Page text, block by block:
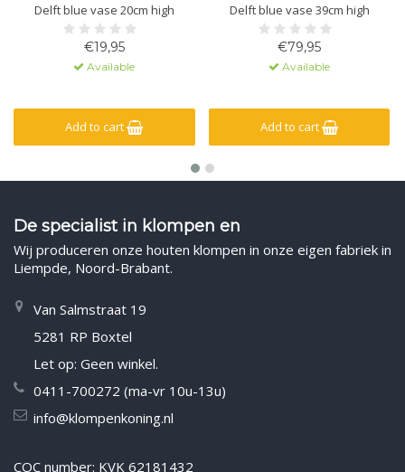
Delft blue vase 20cm high
€19,95
Available
Add to cart
Delft blue vase 39cm high
€79,95
Available
Add to cart
De specialist in klompen en
Wij produceren onze houten klompen in onze eigen fabriek in
Liempde, Noord-Brabant.
Van Salmstraat 19
5281 RP Boxtel
Let op: Geen winkel.
0411-700272 (ma-vr 10u-13u)
info@klompenkoning.nl
COC number: KVK 62181432